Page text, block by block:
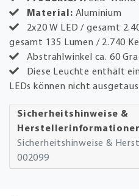
Material: Aluminium
2x20 W LED / gesamt
gesamt 135 Lumen / 2.740
Abstrahlwinkel ca. 60
Diese Leuchte enthält
LEDs können nicht
Sicherheitshinweise &
Sicherheitshinweise &
002099